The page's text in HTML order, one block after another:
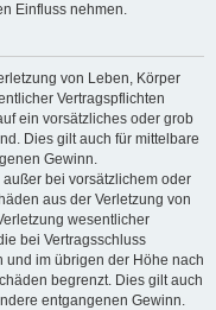
Einfluss nehmen.
von Leben, Körper
Vertragspflichten
ein vorsätzliches oder grob
Dies gilt auch für mittelbare
Gewinn.
bei vorsätzlichem oder
aus der Verletzung von
wesentlicher
bei Vertragsschluss
im übrigen der Höhe nach
begrenzt. Dies gilt auch
entgangenen Gewinn.